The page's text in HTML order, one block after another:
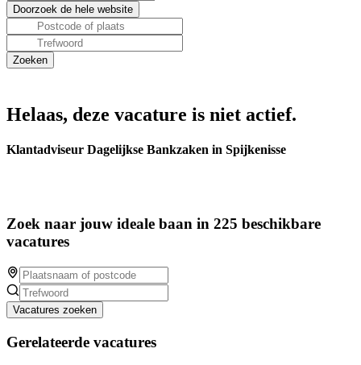
Helaas, deze vacature is niet actief.
Klantadviseur Dagelijkse Bankzaken in Spijkenisse
Zoek naar jouw ideale baan in 225 beschikbare
vacatures
Vacatures zoeken
Gerelateerde vacatures